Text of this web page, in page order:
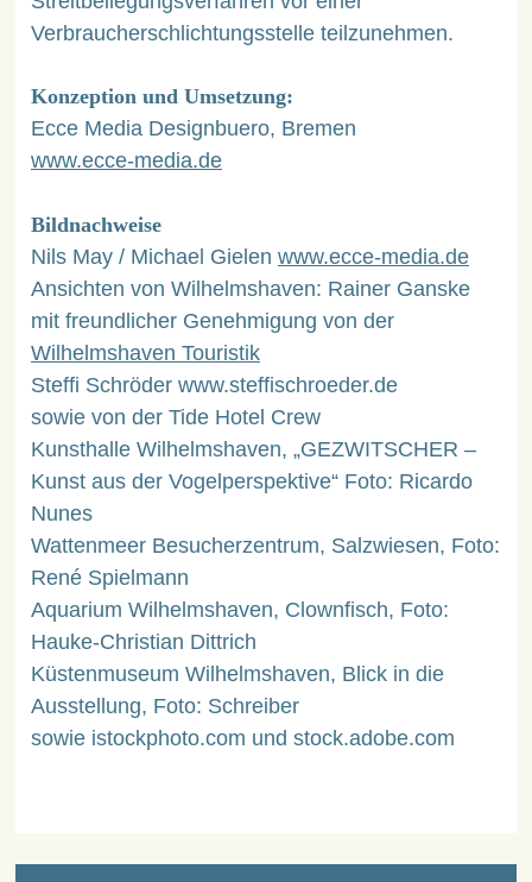
Verbraucherschlichtungsstelle teilzunehmen.
Konzeption und Umsetzung:
Ecce Media Designbuero, Bremen
www.ecce-media.de
Bildnachweise
Nils May / Michael Gielen www.ecce-media.de
Ansichten von Wilhelmshaven: Rainer Ganske
mit freundlicher Genehmigung von der
Wilhelmshaven Touristik
Steffi Schröder www.steffischroeder.de
sowie von der Tide Hotel Crew
Kunsthalle Wilhelmshaven, „GEZWITSCHER –
Kunst aus der Vogelperspektive“ Foto: Ricardo
Nunes
Wattenmeer Besucherzentrum, Salzwiesen, Foto:
René Spielmann
Aquarium Wilhelmshaven, Clownfisch, Foto:
Hauke-Christian Dittrich
Küstenmuseum Wilhelmshaven, Blick in die
Ausstellung, Foto: Schreiber
sowie istockphoto.com und stock.adobe.com